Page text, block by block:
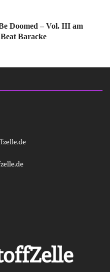
Doomed – Vol. III am
Baracke